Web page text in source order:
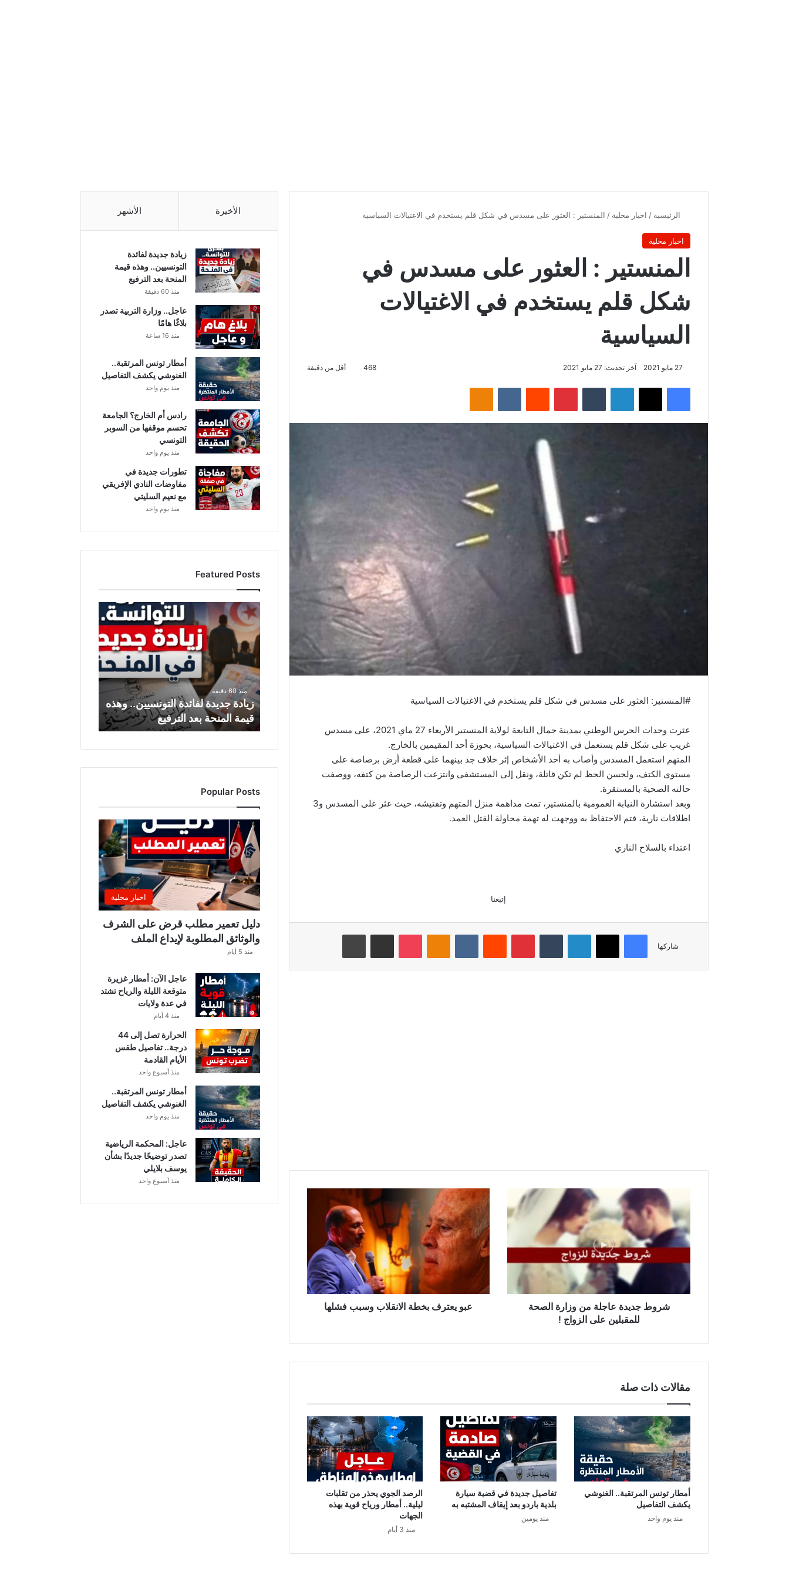
الرئيسية / اخبار محلية / المنستير : العثور على مسدس في شكل قلم يستخدم في الاغتيالات السياسية
اخبار محلية
المنستير : العثور على مسدس في
شكل قلم يستخدم في الاغتيالات
السياسية
27 مايو 2021 آخر تحديث: 27 مايو 2021 468 أقل من دقيقة
فيسبوك لينكدإن بينتيريست
#المنستير: العثور على مسدس في شكل قلم يستخدم في الاغتيالات السياسية
عثرت وحدات الحرس الوطني بمدينة جمال التابعة لولاية المنستير الأربعاء 27 ماي 2021، على مسدس
غريب على شكل قلم يستعمل في الاغتيالات السياسية، بحوزة أحد المقيمين بالخارج.
المتهم استعمل المسدس وأصاب به أحد الأشخاص إثر خلاف جد بينهما على قطعة أرض برصاصة على
مستوى الكتف، ولحسن الحظ لم تكن قاتلة، ونقل إلى المستشفى وانتزعت الرصاصة من كتفه، ووصفت
حالته الصحية بالمستقرة.
وبعد استشارة النيابة العمومية بالمنستير، تمت مداهمة منزل المتهم وتفتيشه، حيث عثر على المسدس و3
اطلاقات نارية، فتم الاحتفاظ به ووجهت له تهمة محاولة القتل العمد.
اعتداء بالسلاح الناري
إتبعنا
شاركها
فيسبوك لينكدإن بينتيريست
ر
ط
ج
د
ة
ل
و
ز
ا
ة
ا
ل
ص
ح
ة
ق
شروط جديدة عاجلة من وزارة الصحة
للمقبلين على الزواج !
ع
ب
ي
ع
ت
ب
ا
ل
ا
ب
و
س
ب
ب
ف
ش
عبو يعترف بخطة الانقلاب وسبب فشلها
مقالات ذات صلة
أمطار تونس المرتقبة.. الغنوشي
يكشف التفاصيل
منذ يوم واحد
تفاصيل جديدة في قضية سيارة
بلدية باردو بعد إيقاف المشتبه به
منذ يومين
الرصد الجوي يحذر من تقلبات
ليلية.. أمطار ورياح قوية بهذه
الجهات
منذ 3 أيام
الأخيرة الأشهر
زيادة جديدة لفائدة
التونسيين.. وهذه قيمة
المنحة بعد الترفيع
منذ 60 دقيقة
عاجل.. وزارة التربية تصدر
بلاغًا هامًا
منذ 16 ساعة
أمطار تونس المرتقبة..
الغنوشي يكشف التفاصيل
منذ يوم واحد
رادس أم الخارج؟ الجامعة
تحسم موقفها من السوبر
التونسي
منذ يوم واحد
تطورات جديدة في
مفاوضات النادي الإفريقي
مع نعيم السليتي
منذ يوم واحد
Featured Posts
ز
ي
ا
ة
ج
د
ي
د
ة
ل
ئ
ة
ا
ل
و
ن
س
ي
ي
ن
.
و
ه
ق
ي
م
ة
ا
ل
م
ح
ة
ب
ع
د
ا
ل
منذ 60 دقيقة
زيادة جديدة لفائدة التونسيين.. وهذه
قيمة المنحة بعد الترفيع
Popular Posts
اخبار محلية
دليل تعمير مطلب قرض على الشرف
والوثائق المطلوبة لإيداع الملف
منذ 5 أيام
عاجل الآن: أمطار غزيرة
متوقعة الليلة والرياح تشتد
في عدة ولايات
منذ 4 أيام
الحرارة تصل إلى 44
درجة.. تفاصيل طقس
الأيام القادمة
منذ أسبوع واحد
أمطار تونس المرتقبة..
الغنوشي يكشف التفاصيل
منذ يوم واحد
عاجل: المحكمة الرياضية
تصدر توضيحًا جديدًا بشأن
يوسف بلايلي
منذ أسبوع واحد